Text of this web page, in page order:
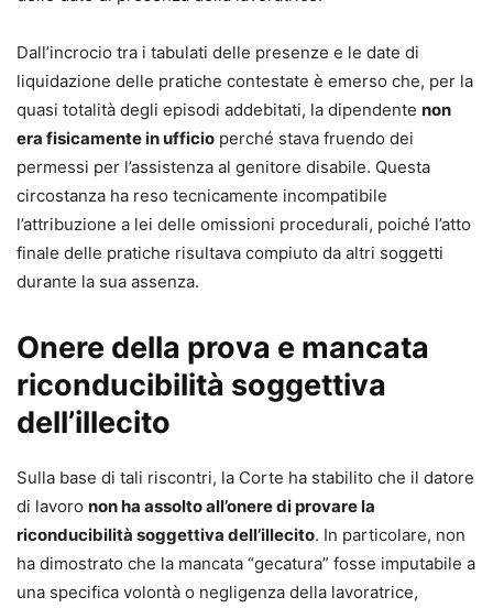
Dall’incrocio tra i tabulati delle presenze e le date di
liquidazione delle pratiche contestate è emerso che, per la
quasi totalità degli episodi addebitati, la dipendente non
era fisicamente in ufficio perché stava fruendo dei
permessi per l’assistenza al genitore disabile. Questa
circostanza ha reso tecnicamente incompatibile
l’attribuzione a lei delle omissioni procedurali, poiché l’atto
finale delle pratiche risultava compiuto da altri soggetti
durante la sua assenza.
Onere della prova e mancata
riconducibilità soggettiva
dell’illecito
Sulla base di tali riscontri, la Corte ha stabilito che il datore
di lavoro non ha assolto all’onere di provare la
riconducibilità soggettiva dell’illecito. In particolare, non
ha dimostrato che la mancata “gecatura” fosse imputabile a
una specifica volontà o negligenza della lavoratrice,